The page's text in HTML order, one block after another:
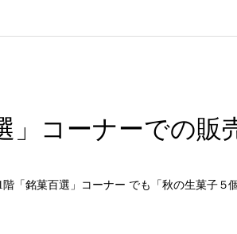
」コーナーでの販
「銘菓百選」コーナー でも「秋の生菓子